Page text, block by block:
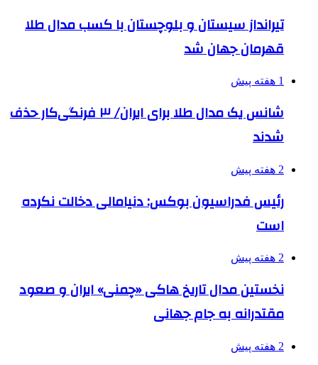
تیرانداز سیستان و بلوچستان با کسب مدال طلا
قهرمان جهان شد
1 هفته پیش
شانس یک مدال طلا برای ایران/ ۳ فرنگی‌کار حذف
شدند
2 هفته پیش
رئیس فدراسیون بوکس: دنیامالی دخالت نکرده
است
2 هفته پیش
نخستین مدال تاریخ هاکی «چمنی» ایران و صعود
مقتدرانه به جام جهانی
2 هفته پیش